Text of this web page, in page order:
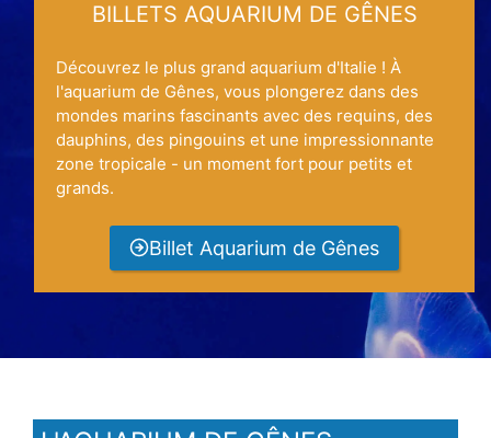
BILLETS AQUARIUM DE GÊNES
Découvrez le plus grand aquarium d'Italie ! À
l'aquarium de Gênes, vous plongerez dans des
mondes marins fascinants avec des requins, des
dauphins, des pingouins et une impressionnante
zone tropicale - un moment fort pour petits et
grands.
Billet Aquarium de Gênes